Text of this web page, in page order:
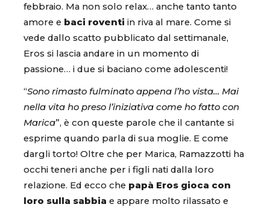
febbraio. Ma non solo relax… anche tanto tanto
amore e baci roventi in riva al mare. Come si
vede dallo scatto pubblicato dal settimanale,
Eros si lascia andare in un momento di
passione… i due si baciano come adolescenti!
“Sono rimasto fulminato appena l’ho vista… Mai
nella vita ho preso l’iniziativa come ho fatto con
Marica”, è con queste parole che il cantante si
esprime quando parla di sua moglie. E come
dargli torto! Oltre che per Marica, Ramazzotti ha
occhi teneri anche per i figli nati dalla loro
relazione. Ed ecco che papà Eros gioca con
loro sulla sabbia e appare molto rilassato e